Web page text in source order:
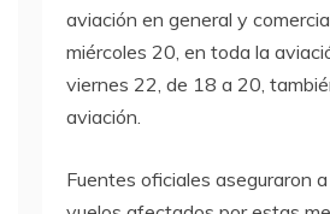
aviación en general y
miércoles 20, en toda la
viernes 22, de 18 a 20,
aviación.
Fuentes oficiales aseguraron a